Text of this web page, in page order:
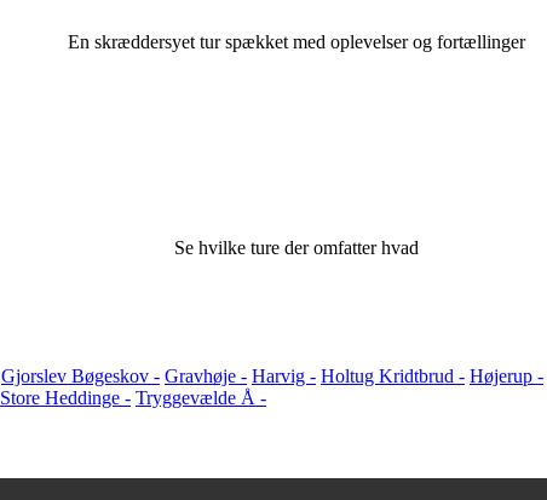
En skræddersyet tur spækket med oplevelser og fortællinger
Se hvilke ture der omfatter hvad
Gjorslev Bøgeskov - Gravhøje - Harvig - Holtug Kridtbrud - Højerup -
Store Heddinge - Tryggevælde Å -